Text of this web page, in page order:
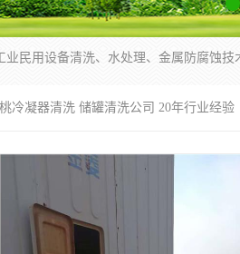
冷凝器清洗 储罐清洗公司 20年行业经验